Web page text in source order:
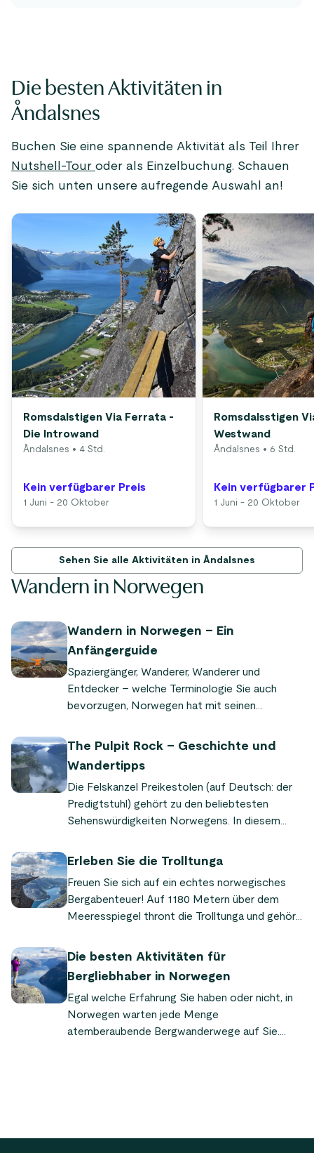
Die besten Aktivitäten in
Åndalsnes
Buchen Sie eine spannende Aktivität als Teil Ihrer
Nutshell-Tour oder als Einzelbuchung. Schauen
Sie sich unten unsere aufregende Auswahl an!
Romsdalstigen Via Ferrata -
Die Introwand
Åndalsnes • 4 Std.
Kein verfügbarer Preis
1 Juni - 20 Oktober
Romsdalsstigen
Westwand
Åndalsnes • 6 Std.
Kein verfügbarer
1 Juni - 20 Oktober
Sehen Sie alle Aktivitäten in Åndalsnes
Wandern in Norwegen
Wandern in Norwegen – Ein
Anfängerguide
Spaziergänger, Wanderer, Wanderer und
Entdecker – welche Terminologie Sie auch
bevorzugen, Norwegen hat mit seinen
zerklüfteten Küsten für jeden etwas zu bieten.
The Pulpit Rock – Geschichte und
Wandertipps
Die Felskanzel Preikestolen (auf Deutsch: der
Predigtstuhl) gehört zu den beliebtesten
Sehenswürdigkeiten Norwegens. In diesem
Geschichte dieser legendären Felsformation
fern in ihren Bann zieht.
Erleben Sie die Trolltunga
Freuen Sie sich auf ein echtes norwegisches
Bergabenteuer! Auf 1180 Metern über dem
Meeresspiegel thront die Trolltunga und gehört
Norwegens. Eine Wanderung hinauf ist ein
Erlebnis.
Die besten Aktivitäten für
Bergliebhaber in Norwegen
Egal welche Erfahrung Sie haben oder nicht, in
Norwegen warten jede Menge
atemberaubende Bergwanderwege auf Sie.